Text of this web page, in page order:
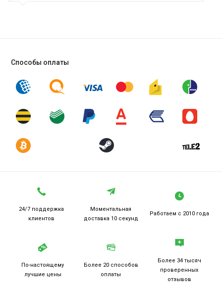
Способы оплаты
24/7 поддержка
клиентов
Моментальная
доставка 10 секунд
Работаем с 2010 года
По-настоящему
лучшие цены
Более 20 способов
оплаты
Более 34 тысяч
проверенных
отзывов